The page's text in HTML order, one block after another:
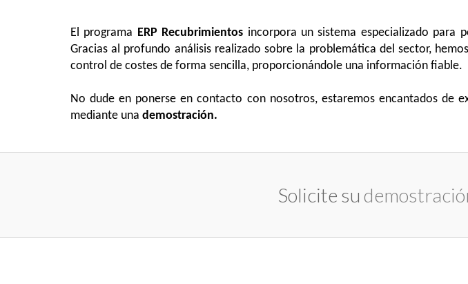
El programa ERP Recubrimientos incorpora un sistema especializado para
Gracias al profundo análisis realizado sobre la problemática del sector,
control de costes de forma sencilla, proporcionándole una información fiable.
No dude en ponerse en contacto con nosotros, estaremos encantados de
mediante una demostración.
Solicite su